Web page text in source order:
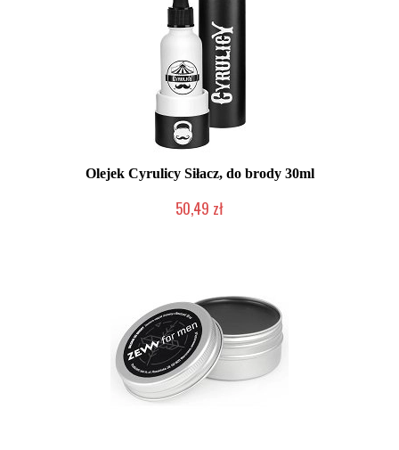
Olejek Cyrulicy Siłacz, do brody 30ml
50,49 zł